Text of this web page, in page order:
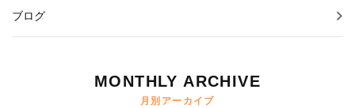
ブログ
MONTHLY ARCHIVE
月別アーカイブ